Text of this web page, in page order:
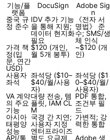
기능/플
랫폼
DocuSign
Adobe Sig
n
중국 규
정 준수
IDV 추가 기능
을 통해 지원;
데이터 현지화
필요
《전자 서
명법》 준
수; SMS/생
체 인식
가격 책
정(입
문, 연간
USD)
$120 (개인,
월 5개 봉투)
~$120 (개
인)
사용자
좌석
좌석당 ($10–
$40/월/사용
자)
좌석당 ($1
0–$40/월/
사용자)
VA 계약
의 주요
기능
대량 전송, 템
플릿, IAM CL
M
PDF 통합,
조건부 필
드
아시아
태평양
성능
국경 간 지연;
사용자 지정
엔터프라이즈
가변적; 강
력한 통합
API/통
별도 요금제
Adobe 생